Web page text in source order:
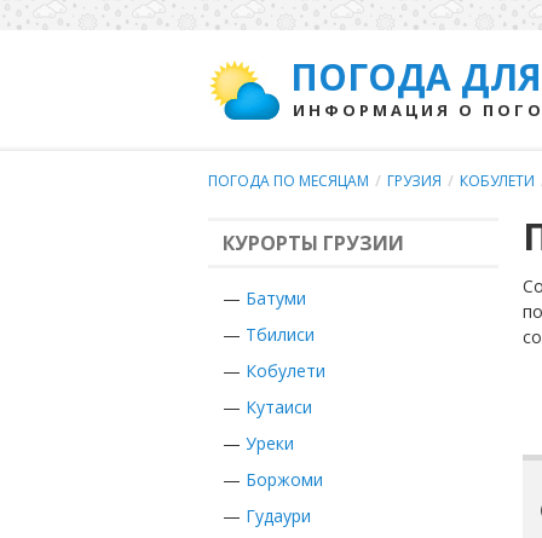
ПОГОДА
ИНФОРМАЦИЯ О
ПОГОДА ПО МЕСЯЦАМ / ГРУЗИЯ / КОБУЛЕТИ
КУРОРТЫ ГРУЗИИ
— Батуми
— Тбилиси
— Кобулети
— Кутаиси
— Уреки
— Боржоми
— Гудаури